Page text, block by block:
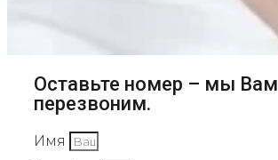
Оставьте номер – мы Вам
перезвоним.
Имя